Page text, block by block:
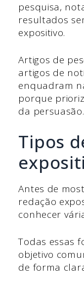
pesquisa,
resultados
expositivo.
Artigos de
artigos de
enquadram
porque
da persuasão.
Tipos
Antes de
redação
conhecer
Todas essas
objetivo
de forma